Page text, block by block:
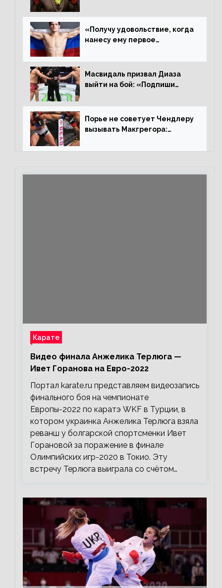
пауза», сообщает Стерлинг
ответил Сехудо
«Получу удовольствие, когда
нанесу ему первое
Иге – про бой с Евлоевым
Масвидаль призвал Диаза
выйти на бой: «Подпиши
повторим»
Порье не советует Чендлеру
вызывать Макгрегора:
каждом бою, а Конор умеет
Карате
Видео финала Анжелика Терлюга —
Ивет Горанова на Евро-2022
Портал karate.ru представляем видеозапись
финального боя на чемпионате
Европы-2022 по каратэ WKF в Турции, в
котором украинка Анжелика Терлюга взяла
реванш у болгарской спортсменки Ивет
Горановой за поражение в финале
Олимпийских игр-2020 в Токио. Эту
встречу Терлюга выиграла со счётом…